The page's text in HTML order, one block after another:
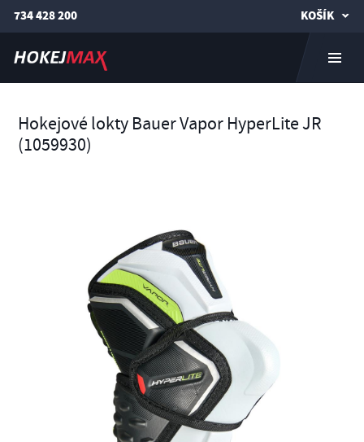
734 428 200 KOŠÍK
Hokejové lokty Bauer Vapor HyperLite JR
(1059930)